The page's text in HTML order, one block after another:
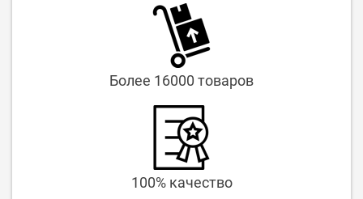
Более 16000 товаров
100% качество